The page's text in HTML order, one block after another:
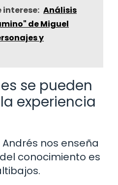
interese: Análisis
de Miguel
y
se pueden
experiencia
nos enseña
conocimiento es